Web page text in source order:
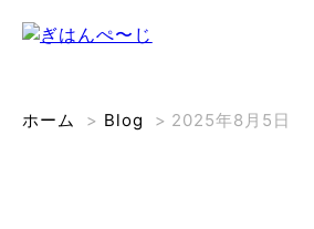
ホーム > Blog > 2025年8月5日